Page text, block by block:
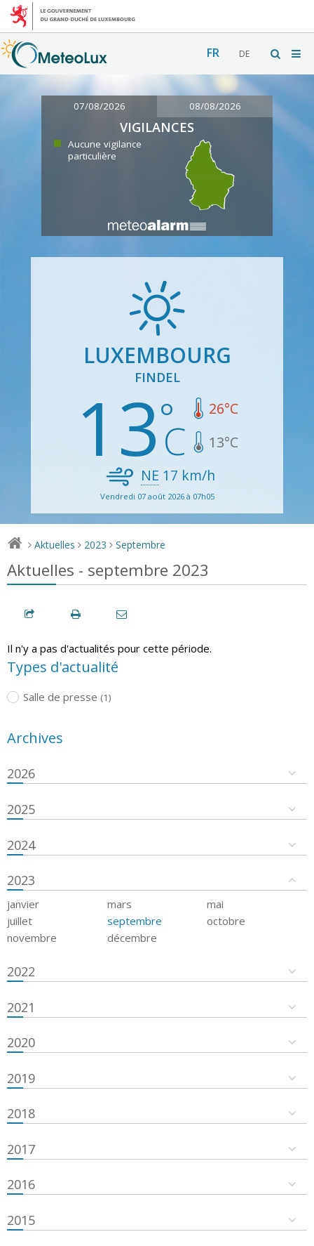
FR DE
07/08/2026 08/08/2026
VIGILANCES
Aucune vigilance
particulière
LUXEMBOURG
FINDEL
13 26°C
13°C
NE 17 km/h
Vendredi 07 août 2026 à 07h05
> Aktuelles > 2023 > Septembre
Aktuelles - septembre 2023
Il n'y a pas d'actualités pour cette période.
Types d'actualité
Salle de presse (1)
Archives
2026
2025
2024
2023
janvier mars
mai
juillet
septembre
octobre
novembre
décembre
2022
2021
2020
2019
2018
2017
2016
2015